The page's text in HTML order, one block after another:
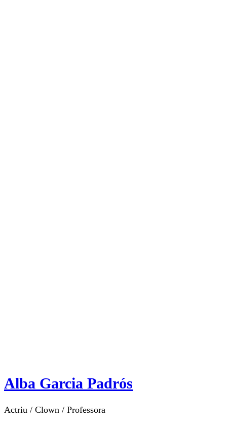
Alba Garcia Padrós
Actriu / Clown / Professora